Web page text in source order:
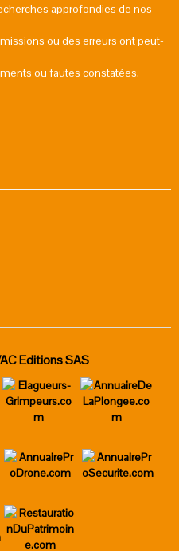
approfondies de nos
ou des erreurs ont peut-
ou fautes constatées.
Editions SAS